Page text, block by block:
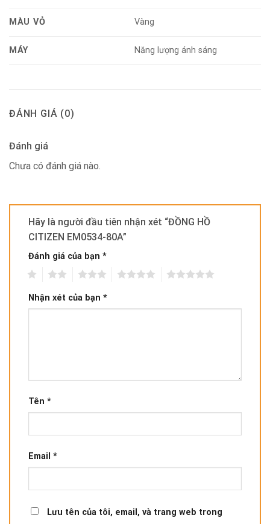
MÀU VỎ Vàng
MÁY Năng lượng ánh sáng
ĐÁNH GIÁ (0)
Đánh giá
Chưa có đánh giá nào.
Hãy là người đầu tiên nhận xét “ĐỒNG HỒ
CITIZEN EM0534-80A”
Đánh giá của bạn *
Nhận xét của bạn *
Tên *
Email *
Lưu tên của tôi, email, và trang web trong